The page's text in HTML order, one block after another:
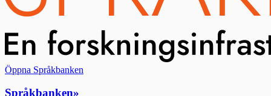
Öppna Språkbanken
Språkbanken»